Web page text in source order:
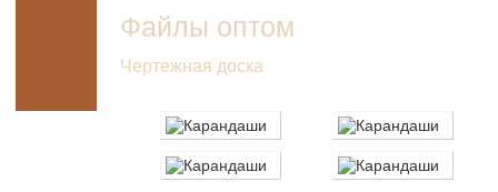
Файлы оптом
Чертежная доска